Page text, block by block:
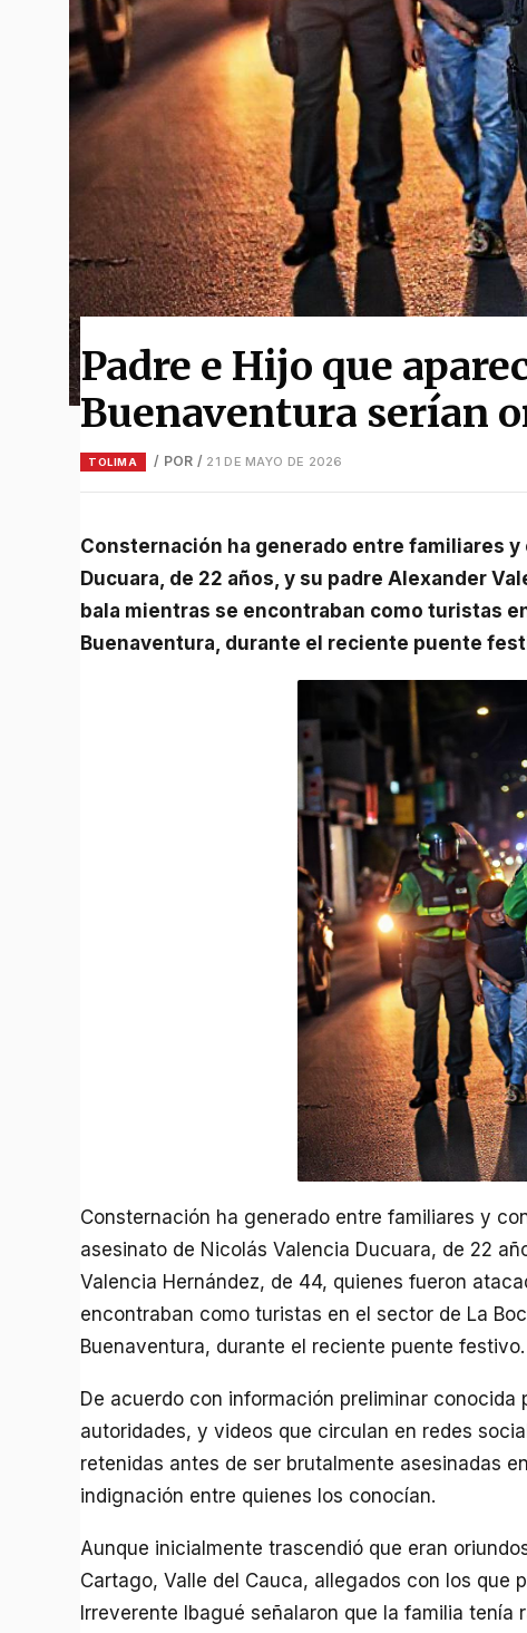
Padre e Hijo que
Buenaventura serían
TOLIMA / POR / 21 DE MAYO DE 2026
Consternación ha generado entre familiares y conocidos el asesinato de Nicolás Valencia
Ducuara, de 22 años, y su padre Alexander
bala mientras se encontraban como turistas
Buenaventura, durante el reciente puente
Consternación ha generado entre familiares y
asesinato de Nicolás Valencia Ducuara, de 22
Valencia Hernández, de 44, quienes fueron
encontraban como turistas en el sector de La
Buenaventura, durante el reciente puente festivo.
De acuerdo con información preliminar conocida
autoridades, y videos que circulan en redes
retenidas antes de ser brutalmente asesinadas
indignación entre quienes los conocían.
Aunque inicialmente trascendió que eran
Cartago, Valle del Cauca, allegados con los que
Irreverente Ibagué señalaron que la familia tenía